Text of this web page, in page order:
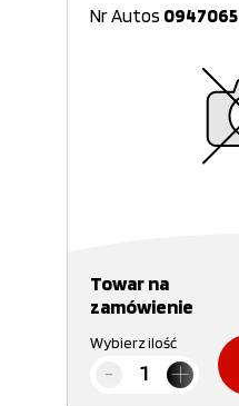
Nr Autos 0947065
Towar na
zamówienie
Wybierz ilość